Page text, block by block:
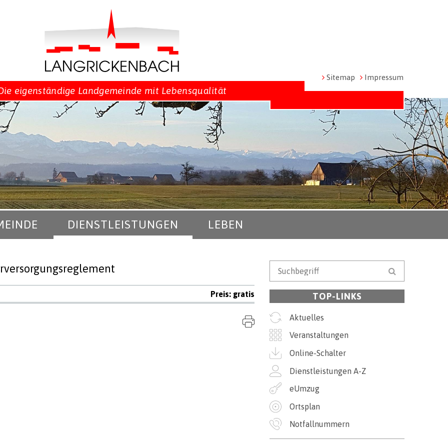
eigenständige Landgemeinde mit Lebensqualität
Metanavigation
Sitemap Impressum
DIENSTLEISTUNGEN LEBEN
Preis: gratis
Seite drucken
Suchbegriff
TOP-LINKS
Aktuelles
Veranstaltungen
Online-Schalter
Dienstleistungen A-Z
eUmzug
Ortsplan
Notfallnummern